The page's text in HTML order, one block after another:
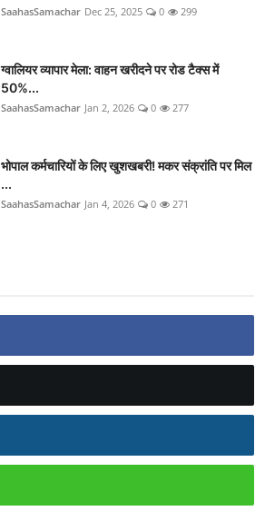
SaahasSamachar Dec 25, 2025 0 299
ग्वालियर व्यापार मेला: वाहन खरीदने पर रोड टैक्स में
50%...
SaahasSamachar Jan 2, 2026 0 277
भोपाल कर्मचारियों के लिए खुशखबरी! मकर संक्रांति पर मिल
...
SaahasSamachar Jan 4, 2026 0 271